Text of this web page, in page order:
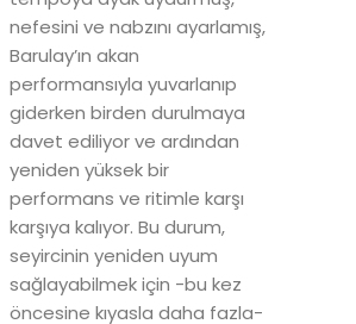
nefesini ve nabzını ayarlamış,
Barulay’ın akan
performansıyla yuvarlanıp
giderken birden durulmaya
davet ediliyor ve ardından
yeniden yüksek bir
performans ve ritimle karşı
karşıya kalıyor. Bu durum,
seyircinin yeniden uyum
sağlayabilmek için -bu kez
öncesine kıyasla daha fazla-